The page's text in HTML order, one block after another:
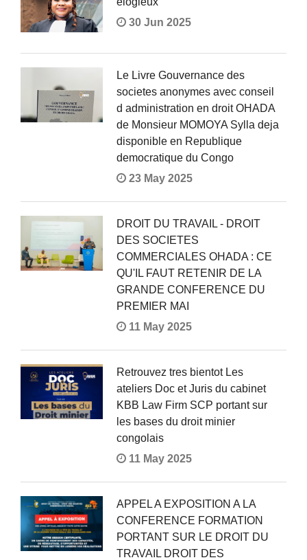
30 Jun 2025
Le Livre Gouvernance des
societes anonymes avec conseil
d administration en droit OHADA
de Monsieur MOMOYA Sylla deja
disponible en Republique
democratique du Congo
23 May 2025
DROIT DU TRAVAIL - DROIT
DES SOCIETES
COMMERCIALES OHADA : CE
QU'IL FAUT RETENIR DE LA
GRANDE CONFERENCE DU
PREMIER MAI
11 May 2025
Retrouvez tres bientot Les
ateliers Doc et Juris du cabinet
KBB Law Firm SCP portant sur
les bases du droit minier
congolais
11 May 2025
APPEL A EXPOSITION A LA
CONFERENCE FORMATION
PORTANT SUR LE DROIT DU
TRAVAIL DROIT DES